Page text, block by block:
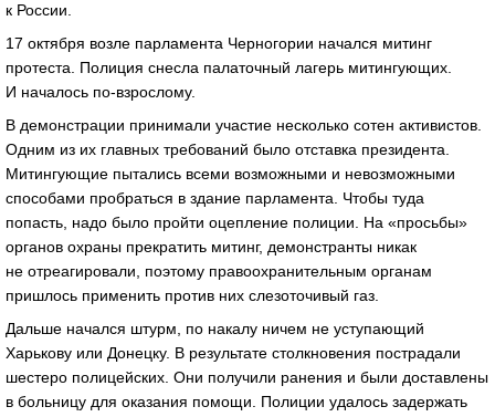
к России.
17 октября возле парламента Черногории начался митинг
протеста. Полиция снесла палаточный лагерь митингующих.
И началось по-взрослому.
В демонстрации принимали участие несколько сотен активистов.
Одним из их главных требований было отставка президента.
Митингующие пытались всеми возможными и невозможными
способами пробраться в здание парламента. Чтобы туда
попасть, надо было пройти оцепление полиции. На «просьбы»
органов охраны прекратить митинг, демонстранты никак
не отреагировали, поэтому правоохранительным органам
пришлось применить против них слезоточивый газ.
Дальше начался штурм, по накалу ничем не уступающий
Харькову или Донецку. В результате столкновения пострадали
шестеро полицейских. Они получили ранения и были доставлены
в больницу для оказания помощи. Полиции удалось задержать